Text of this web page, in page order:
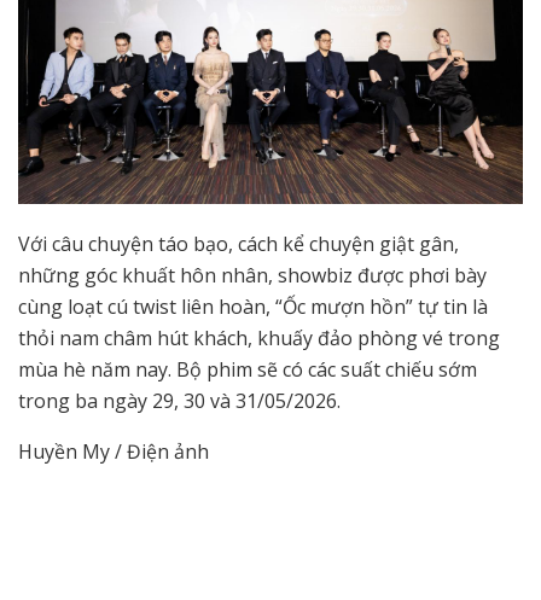
Với câu chuyện táo bạo, cách kể chuyện giật gân,
những góc khuất hôn nhân, showbiz được phơi bày
cùng loạt cú twist liên hoàn, “Ốc mượn hồn” tự tin là
thỏi nam châm hút khách, khuấy đảo phòng vé trong
mùa hè năm nay. Bộ phim sẽ có các suất chiếu sớm
trong ba ngày 29, 30 và 31/05/2026.
Huyền My / Điện ảnh